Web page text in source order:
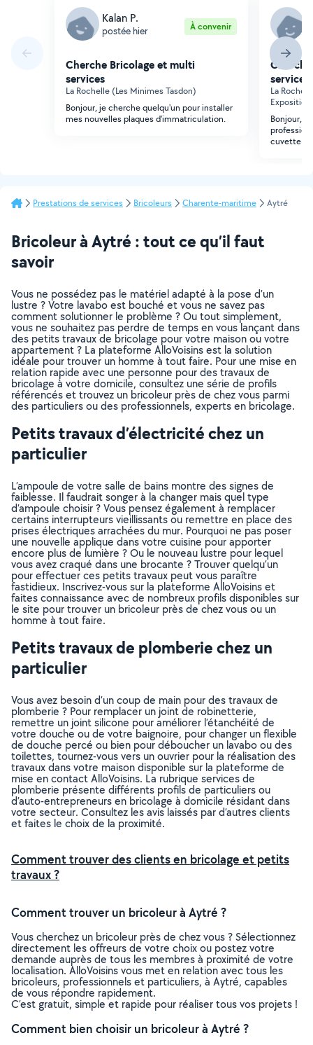
Kalan P.
postée hier À convenir
Cherche Bricolage et multi
services
La Rochelle (Les Minimes Tasdon)
Bonjour, je cherche quelqu'un pour installer
mes nouvelles plaques d'immatriculation.
services
La
Bonjour,
cuvette
Prestations de services Bricoleurs Charente-maritime Aytré
Bricoleur à Aytré : tout ce qu’il faut
savoir
Vous ne possédez pas le matériel adapté à la pose d’un
lustre ? Votre lavabo est bouché et vous ne savez pas
comment solutionner le problème ? Ou tout simplement,
vous ne souhaitez pas perdre de temps en vous lançant dans
des petits travaux de bricolage pour votre maison ou votre
appartement ? La plateforme AlloVoisins est la solution
idéale pour trouver un homme à tout faire. Pour une mise en
relation rapide avec une personne pour des travaux de
bricolage à votre domicile, consultez une série de profils
référencés et trouvez un bricoleur près de chez vous parmi
des particuliers ou des professionnels, experts en bricolage.
Petits travaux d’électricité chez un
particulier
L’ampoule de votre salle de bains montre des signes de
faiblesse. Il faudrait songer à la changer mais quel type
d’ampoule choisir ? Vous pensez également à remplacer
certains interrupteurs vieillissants ou remettre en place des
prises électriques arrachées du mur. Pourquoi ne pas poser
une nouvelle applique dans votre cuisine pour apporter
encore plus de lumière ? Ou le nouveau lustre pour lequel
vous avez craqué dans une brocante ? Trouver quelqu’un
pour effectuer ces petits travaux peut vous paraître
fastidieux. Inscrivez-vous sur la plateforme AlloVoisins et
faites connaissance avec de nombreux profils disponibles sur
le site pour trouver un bricoleur près de chez vous ou un
homme à tout faire.
Petits travaux de plomberie chez un
particulier
Vous avez besoin d’un coup de main pour des travaux de
plomberie ? Pour remplacer un joint de robinetterie,
remettre un joint silicone pour améliorer l’étanchéité de
votre douche ou de votre baignoire, pour changer un flexible
de douche percé ou bien pour déboucher un lavabo ou des
toilettes, tournez-vous vers un ouvrier pour la réalisation des
travaux dans votre maison disponible sur la plateforme de
mise en contact AlloVoisins. La rubrique services de
plomberie présente différents profils de particuliers ou
d’auto-entrepreneurs en bricolage à domicile résidant dans
votre secteur. Consultez les avis laissés par d’autres clients
et faites le choix de la proximité.
Comment trouver des clients en bricolage et petits
travaux ?
Comment trouver un bricoleur à Aytré ?
Vous cherchez un bricoleur près de chez vous ? Sélectionnez
directement les offreurs de votre choix ou postez votre
demande auprès de tous les membres à proximité de votre
localisation. AlloVoisins vous met en relation avec tous les
bricoleurs, professionnels et particuliers, à Aytré, capables
de vous répondre rapidement.
C’est gratuit, simple et rapide pour réaliser tous vos projets !
Comment bien choisir un bricoleur à Aytré ?